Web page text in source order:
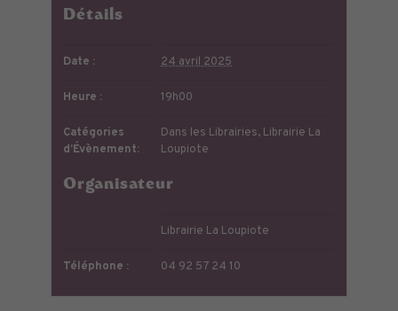
Détails
Date : 24 avril 2025
Heure : 19h00
Catégories
d’Évènement:
Dans les Librairies, Librairie La
Loupiote
Organisateur
Librairie La Loupiote
Téléphone : 04 92 57 24 10